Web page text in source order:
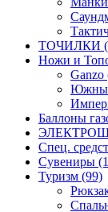
ТОЧИЛКИ
Ножи и
Ganzo
Баллоны
Спец.
Сувениры
Туризм (99)